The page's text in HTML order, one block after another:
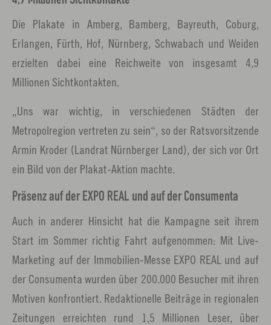
Die Plakate in Amberg, Bamberg, Bayreuth, Coburg,
Erlangen, Fürth, Hof, Nürnberg, Schwabach und Weiden
erzielten dabei eine Reichweite von insgesamt 4,9
Millionen Sichtkontakten.
„Uns war wichtig, in verschiedenen Städten der
Metropolregion vertreten zu sein“, so der Ratsvorsitzende
Armin Kroder (Landrat Nürnberger Land), der sich vor Ort
ein Bild von der Plakat-Aktion machte.
Präsenz auf der EXPO REAL und auf der Consumenta
Auch in anderer Hinsicht hat die Kampagne seit ihrem
Start im Sommer richtig Fahrt aufgenommen: Mit Live-
Marketing auf der Immobilien-Messe EXPO REAL und auf
der Consumenta wurden über 200.000 Besucher mit ihren
Motiven konfrontiert. Redaktionelle Beiträge in regionalen
Zeitungen erreichten rund 1,5 Millionen Leser, über